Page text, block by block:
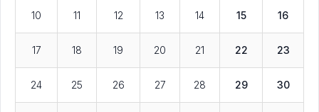
10 11 12 13 14 15 16
17 18 19 20 21 22 23
24 25 26 27 28 29 30